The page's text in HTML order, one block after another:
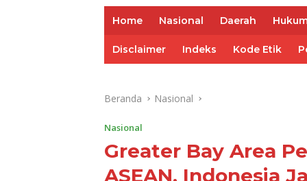
Home Nasional Daerah
Disclaimer Indeks Kode Etik
Beranda Nasional
Nasional
Greater Bay Area
ASEAN, Indonesia